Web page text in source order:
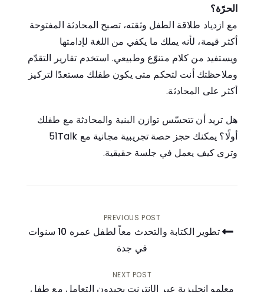
الحرّة؟
مع ازدياد طلاقة الطفل وثقته، تصبح المحادثة المفتوحة
أكثر قيمة، لأنه يملك ما يكفي من اللغة لإدامتها
ويستفيد من كلام متنوّع وطبيعي. استخدم تقارير التقدّم
وملاحظتك أنت لتحكم متى يكون طفلك مستعدًا لتركيز
أكثر على المحادثة.
هل تريد أن تتحسّس توازن البنية والمحادثة مع طفلك
أولًا؟ يمكنك حجز حصة تجريبية مجانية مع 51Talk
وترى كيف يعمل في جلسة حقيقية.
المقالات
PREVIOUS POST
تطوير الكتابة والتحدث معاً لطفل عمره 10 سنوات
في جدة
NEXT POST
معلمو إنجليزية عبر الإنترنت يجيدون التعامل مع طفل